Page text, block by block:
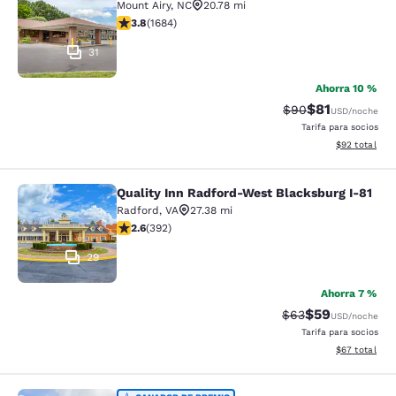
31
Mount Airy, NC
20.78 mi
calificación de 3.78 estrellas. Bueno. 1684 reseñas
3.8(1684)
Ahorra 10 %
Precio tachado:
$90Precio con
$81USD/noche
Tarifa para socios
Ver detalles
$92 total
Quality Inn Radford-West
29
Quality Inn Radford-West Blacksburg I-81
Radford, VA
27.38 mi
calificación de 2.63 estrellas. Feria. 392 reseñas
2.6(392)
Ahorra 7 %
Precio tachado:
$63Precio con
$59USD/noche
Tarifa para socios
Ver detalles
$67 total